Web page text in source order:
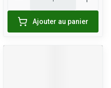
Ajouter au panier